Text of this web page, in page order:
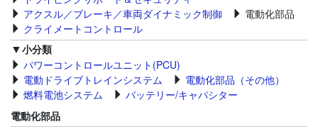
アクスル／ブレーキ／車両ダイナミック制御
電動化部品
クライメートコントロール
小分類
パワーコントロールユニット(PCU)
電動ドライブトレインシステム
電動化部品（その他）
燃料電池システム
バッテリー/キャパシター
電動化部品